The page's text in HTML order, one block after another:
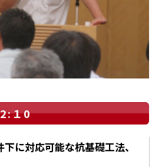
１0
に対応可能な杭基礎工法、